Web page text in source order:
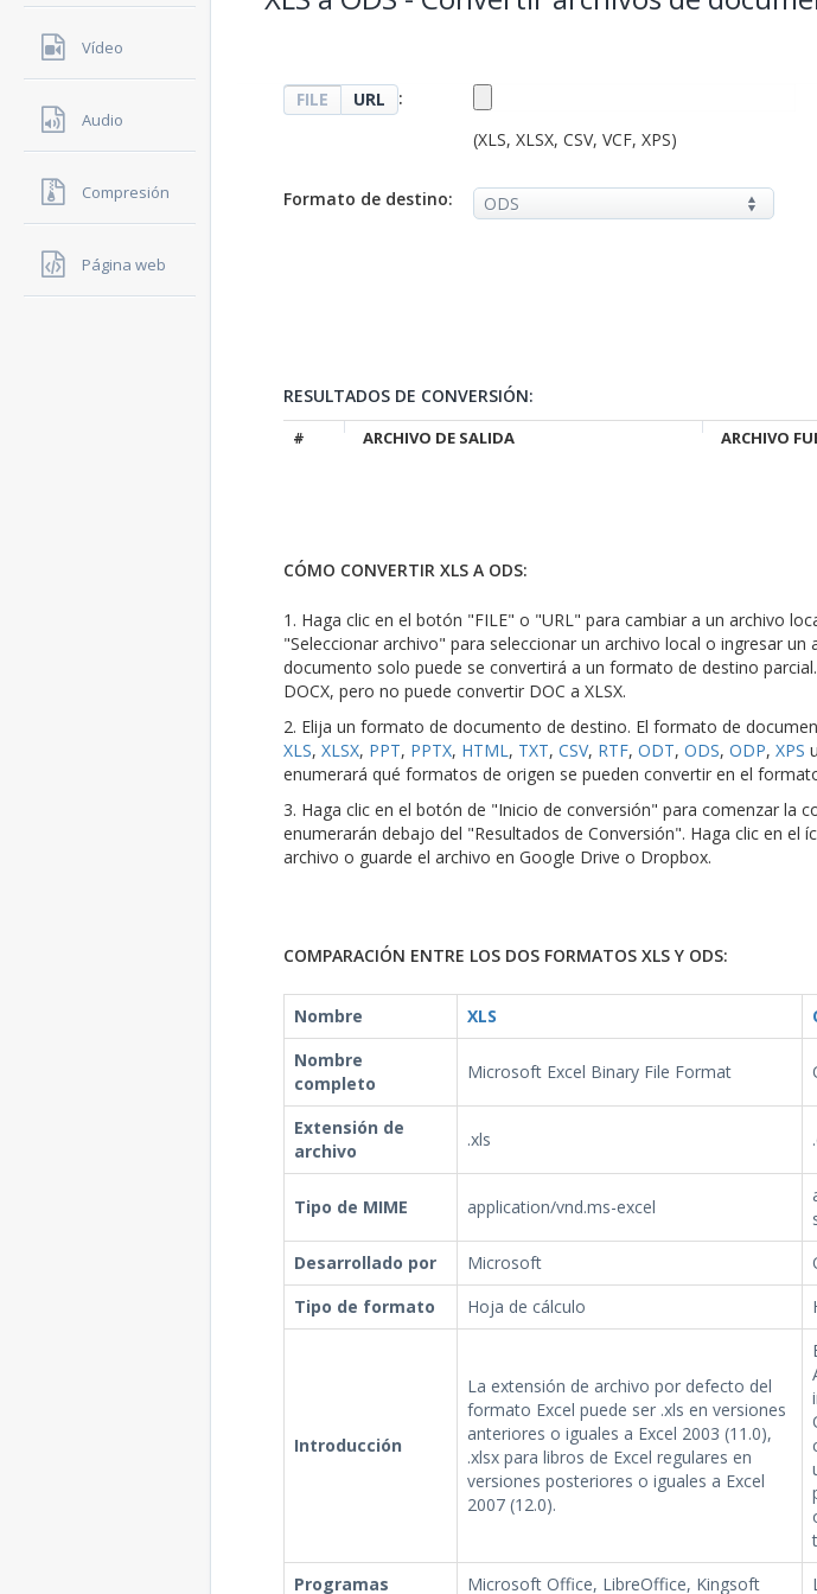
Vídeo
Audio
Compresión
Página web
FILE URL
:
(XLS, XLSX, CSV, VCF, XPS)
Formato de destino:
RESULTADOS DE CONVERSIÓN:
# ARCHIVO DE SALIDA ARCHIVO
CÓMO CONVERTIR XLS A ODS:
1. Haga clic en el botón "FILE" o "URL" para cambiar a un archivo
"Seleccionar archivo" para seleccionar un archivo local o ingresar un
documento solo puede se convertirá a un formato de destino
DOCX, pero no puede convertir DOC a XLSX.
2. Elija un formato de documento de destino. El formato de
XLS, XLSX, PPT, PPTX, HTML, TXT, CSV, RTF, ODT, ODS, ODP, XPS u
enumerará qué formatos de origen se pueden convertir en el
3. Haga clic en el botón de "Inicio de conversión" para comenzar la
enumerarán debajo del "Resultados de Conversión". Haga clic en el
archivo o guarde el archivo en Google Drive o Dropbox.
COMPARACIÓN ENTRE LOS DOS FORMATOS XLS Y ODS:
Nombre XLS
Nombre
completo
Microsoft Excel Binary File Format
Extensión de
archivo
.xls
Tipo de MIME application/vnd.ms-excel
Desarrollado por
Microsoft
Tipo de formato
Hoja de cálculo
Introducción
La extensión de archivo por defecto del
formato Excel puede ser .xls en versiones
anteriores o iguales a Excel 2003 (11.0),
.xlsx para libros de Excel regulares en
versiones posteriores o iguales a Excel
2007 (12.0).
Programas
Microsoft Office, LibreOffice, Kingsoft